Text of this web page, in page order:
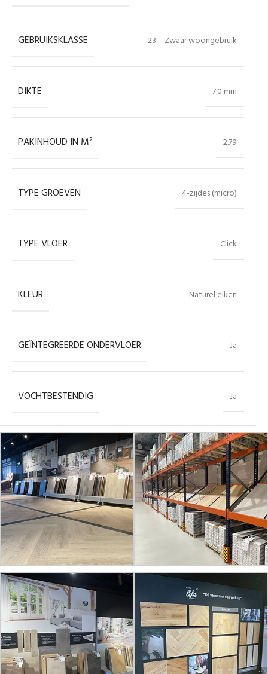
GEBRUIKSKLASSE 23 – Zwaar woongebruik
DIKTE 7.0 mm
PAKINHOUD IN M² 2.79
TYPE GROEVEN 4-zijdes (micro)
TYPE VLOER Click
KLEUR Naturel eiken
GEÏNTEGREERDE ONDERVLOER Ja
VOCHTBESTENDIG Ja